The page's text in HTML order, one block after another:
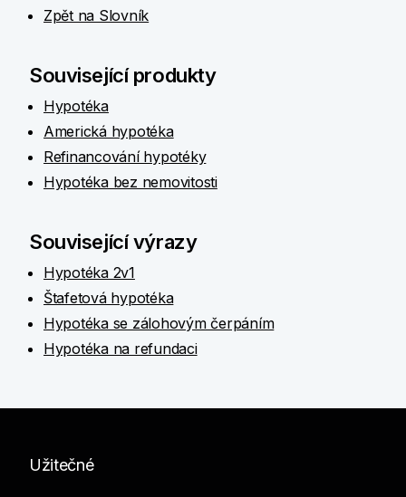
Zpět na Slovník
Související produkty
Hypotéka
Americká hypotéka
Refinancování hypotéky
Hypotéka bez nemovitosti
Související výrazy
Hypotéka 2v1
Štafetová hypotéka
Hypotéka se zálohovým čerpáním
Hypotéka na refundaci
Užitečné